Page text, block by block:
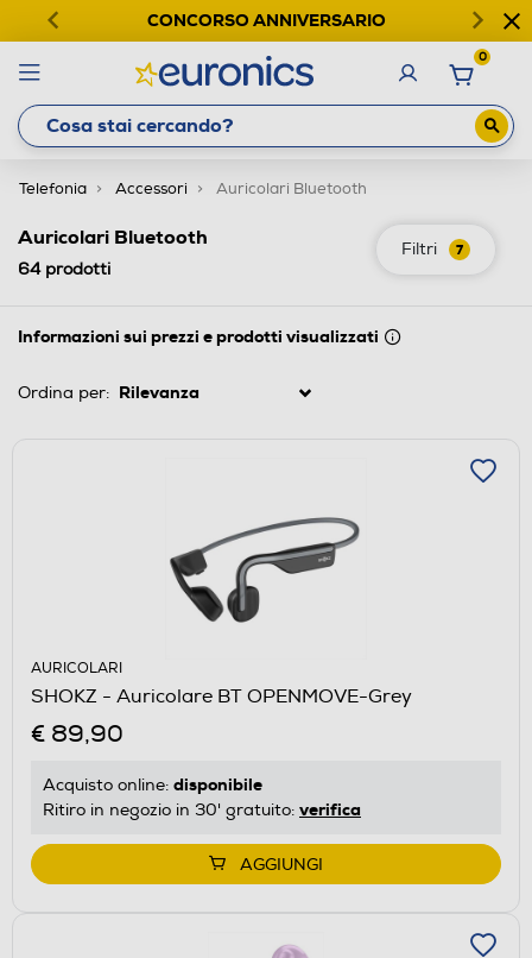
CONCORSO ANNIVERSARIO
0
Telefonia Accessori Auricolari Bluetooth
Filtri 7
Auricolari Bluetooth
64prodotti
Informazioni sui prezzi e prodotti visualizzati
Ordina per:
AURICOLARI
SHOKZ - Auricolare BT OPENMOVE-Grey
€ 89,90
Acquisto online: disponibile
Ritiro in negozio in 30' gratuito: verifica
AGGIUNGI